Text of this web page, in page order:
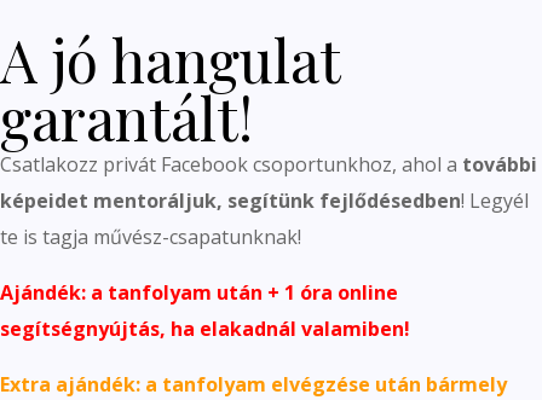
A jó hangulat
garantált!
Csatlakozz privát Facebook csoportunkhoz, ahol a további
képeidet mentoráljuk, segítünk fejlődésedben! Legyél
te is tagja művész-csapatunknak!
Ajándék: a tanfolyam után + 1 óra online
segítségnyújtás, ha elakadnál valamiben!
Extra ajándék: a tanfolyam elvégzése után bármely